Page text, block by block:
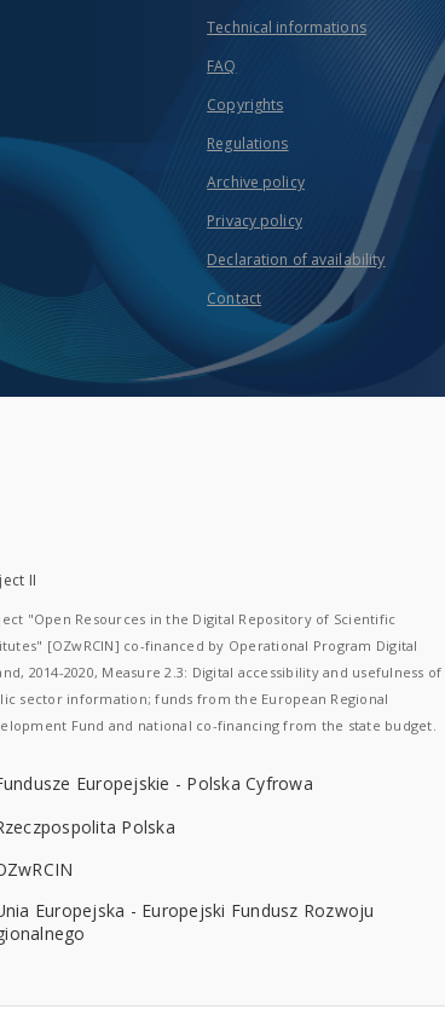
Technical informations
FAQ
Copyrights
Regulations
Archive policy
Privacy policy
Declaration of availability
Contact
II
"Open Resources in the Digital Repository of Scientific
[OZwRCIN] co-financed by Operational Program Digital
2014-2020, Measure 2.3: Digital accessibility and usefulness of
sector information; funds from the European Regional
Fund and national co-financing from the state budget.